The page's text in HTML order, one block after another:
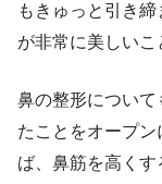
もきゅっと引き
が非常に美しいこ
鼻の整形につい
たことをオープン
ば、鼻筋を高く